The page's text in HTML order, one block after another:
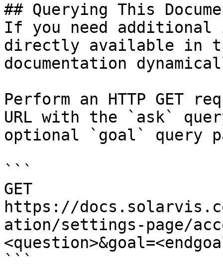
## Querying This
If you need
directly available in
documentation
Perform an HTTP GET
URL with the `ask`
optional `goal` query
```
GET
https://
ation/settings-page/
```